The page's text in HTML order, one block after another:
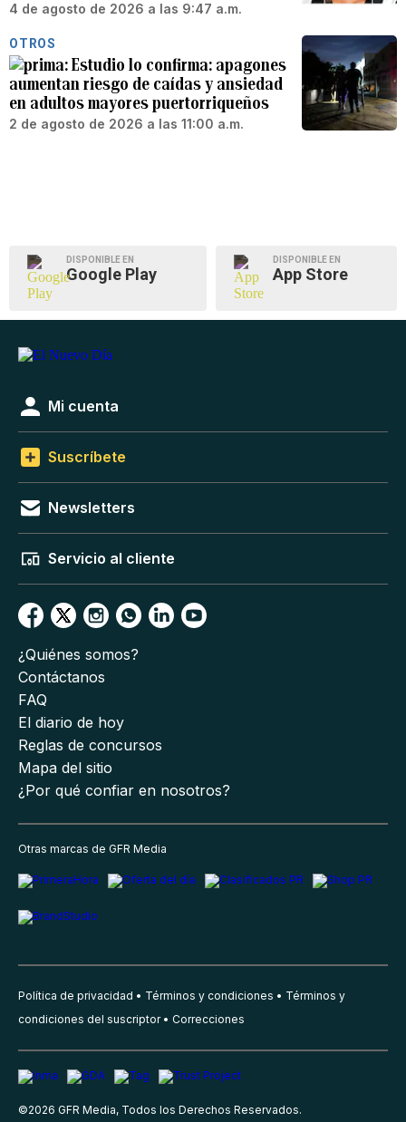
4 de agosto de 2026 a las 9:47 a.m.
OTROS
Estudio lo confirma: apagones
aumentan riesgo de caídas y ansiedad
en adultos mayores puertorriqueños
2 de agosto de 2026 a las 11:00 a.m.
DISPONIBLE EN
Google Play
DISPONIBLE EN
App Store
Mi cuenta
Suscríbete
Newsletters
Servicio al cliente
¿Quiénes somos?
Contáctanos
FAQ
El diario de hoy
Reglas de concursos
Mapa del sitio
¿Por qué confiar en nosotros?
Otras marcas de GFR Media
Política de privacidad Términos y condiciones
Términos y
condiciones del suscriptor
Correcciones
©2026 GFR Media, Todos los Derechos Reservados.